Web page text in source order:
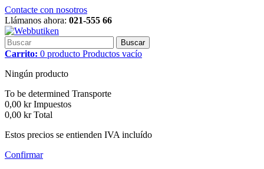
Contacte con nosotros
Llámanos ahora: 021-555 66
Buscar
Carrito: 0 producto Productos vacío
Ningún producto
To be determined Transporte
0,00 kr Impuestos
0,00 kr Total
Estos precios se entienden IVA incluído
Confirmar